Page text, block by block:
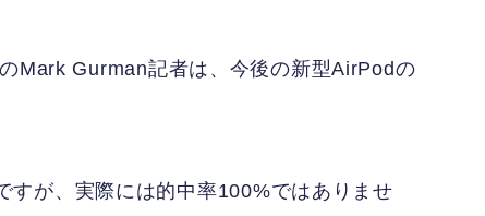
Mark Gurman記者は、今後の新型AirPodの
すが、実際には的中率100%ではありませ